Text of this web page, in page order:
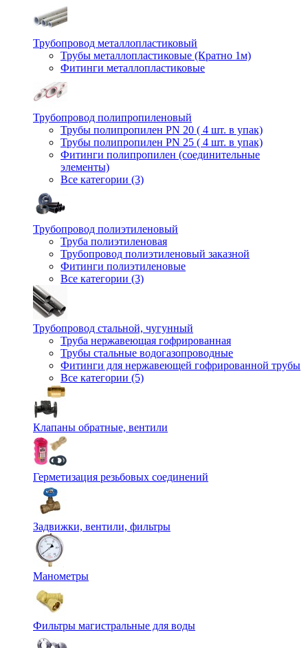
Трубопровод металлопластиковый
Трубы металлопластиковые (Кратно 1м)
Фитинги металлопластиковые
Трубопровод полипропиленовый
Трубы полипропилен PN 20 ( 4 шт. в упак)
Трубы полипропилен PN 25 ( 4 шт. в упак)
Фитинги полипропилен (cоединительные
элементы)
Все категории (3)
Трубопровод полиэтиленовый
Труба полиэтиленовая
Трубопровод полиэтиленовый заказной
Фитинги полиэтиленовые
Все категории (3)
Трубопровод стальной, чугунный
Труба нержавеющая гофрированная
Трубы стальные водогазопроводные
Фитинги для нержавеющей гофрированной трубы
Все категории (5)
Клапаны обратные, вентили
Герметизация резьбовых соединений
Задвижки, вентили, фильтры
Манометры
Фильтры магистральные для воды